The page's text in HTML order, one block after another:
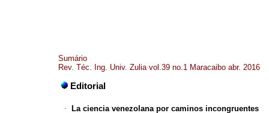
Sumário
Rev. Téc. Ing. Univ. Zulia vol.39 no.1 Maracaibo abr. 2016
Editorial
· La ciencia venezolana por caminos incongruentes